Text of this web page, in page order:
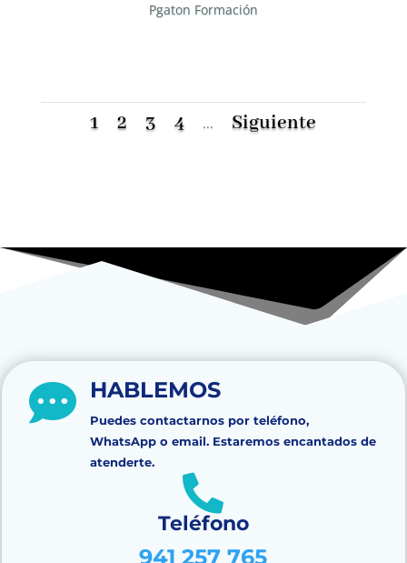
Pgaton Formación
1 2 3 4 ... Siguiente
 HABLEMOS
Puedes contactarnos por teléfono,
WhatsApp o email. Estaremos encantados de
atenderte.

Teléfono
941 257 765